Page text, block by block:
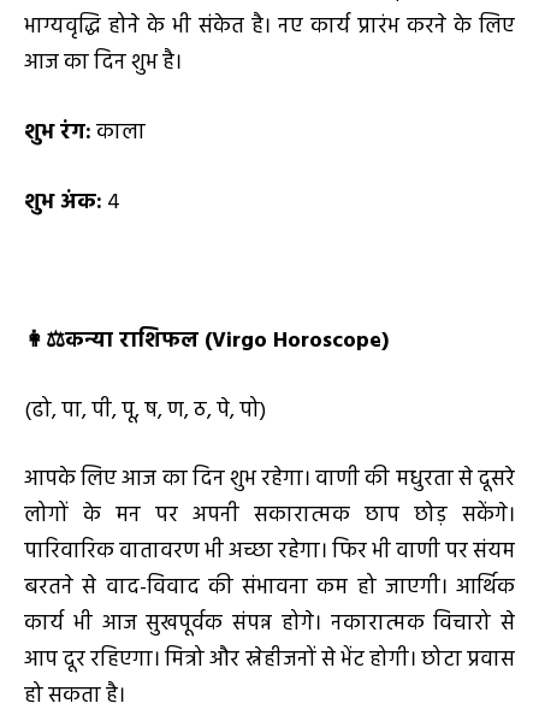
भाग्यवृद्धि होने के भी संकेत है। नए कार्य प्रारंभ करने के लिए
आज का दिन शुभ है।
शुभ रंग:काला
शुभ अंक: 4
👩⚖️कन्या राशिफल (Virgo Horoscope)
(ढो, पा, पी, पू, ष, ण, ठ, पे, पो)
आपके लिए आज का दिन शुभ रहेगा। वाणी की मधुरता से दूसरे
लोगों के मन पर अपनी सकारात्मक छाप छोड़ सकेंगे।
पारिवारिक वातावरण भी अच्छा रहेगा। फिर भी वाणी पर संयम
बरतने से वाद-विवाद की संभावना कम हो जाएगी। आर्थिक
कार्य भी आज सुखपूर्वक संपन्न होगे। नकारात्मक विचारो से
आप दूर रहिएगा। मित्रो और स्नेहीजनों से भेंट होगी। छोटा प्रवास
हो सकता है।